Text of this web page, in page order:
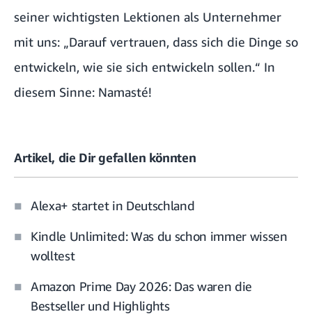
seiner wichtigsten Lektionen als Unternehmer
mit uns: „Darauf vertrauen, dass sich die Dinge so
entwickeln, wie sie sich entwickeln sollen.“ In
diesem Sinne: Namasté!
Artikel, die Dir gefallen könnten
Alexa+ startet in Deutschland
Kindle Unlimited: Was du schon immer wissen
wolltest
Amazon Prime Day 2026: Das waren die
Bestseller und Highlights